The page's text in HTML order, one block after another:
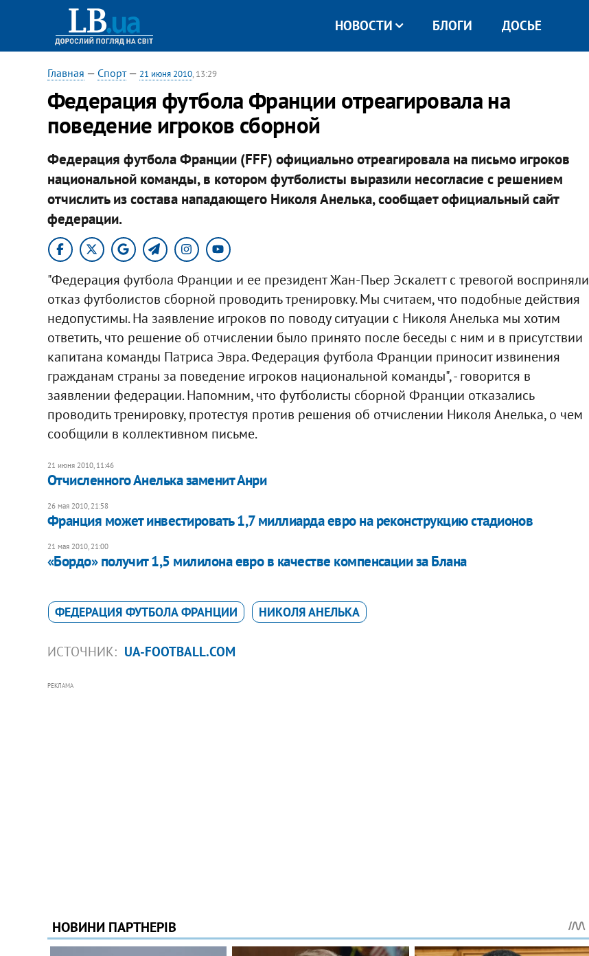
НОВОСТИ БЛОГИ ДОСЬЕ
Главная — Спорт— 21 июня 2010, 13:29
Федерация футбола Франции отреагировала на
поведение игроков сборной
Федерация футбола Франции (FFF) официально отреагировала на письмо игроков
национальной команды, в котором футболисты выразили несогласие с решением
отчислить из состава нападающего Николя Анелька, сообщает официальный сайт
федерации.
"Федерация футбола Франции и ее президент Жан-Пьер Эскалетт с тревогой восприняли
отказ футболистов сборной проводить тренировку. Мы считаем, что подобные действия
недопустимы. На заявление игроков по поводу ситуации с Николя Анелька мы хотим
ответить, что решение об отчислении было принято после беседы с ним и в присутствии
капитана команды Патриса Эвра. Федерация футбола Франции приносит извинения
гражданам страны за поведение игроков национальной команды", - говорится в
заявлении федерации. Напомним, что футболисты сборной Франции отказались
проводить тренировку, протестуя против решения об отчислении Николя Анелька, о чем
сообщили в коллективном письме.
21 июня 2010, 11:46
Отчисленного Анелька заменит Анри
26 мая 2010, 21:58
Франция может инвестировать 1,7 миллиарда евро на реконструкцию стадионов
21 мая 2010, 21:00
«Бордо» получит 1,5 милилона евро в качестве компенсации за Блана
ФЕДЕРАЦИЯ ФУТБОЛА ФРАНЦИИ НИКОЛЯ АНЕЛЬКА
ИСТОЧНИК: UA-FOOTBALL.COM
РЕКЛАМА